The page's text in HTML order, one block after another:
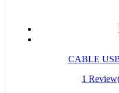
CABLE
1